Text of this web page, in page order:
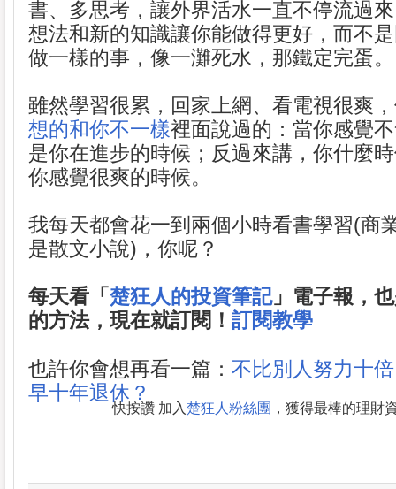
書、多思考，讓外界活水一直不停流過
想法和新的知識讓你能做得更好，而不
做一樣的事，像一灘死水，那鐵定完蛋。
雖然學習很累，回家上網、看電視很爽
想的和你不一樣裡面說過的：當你感覺
是你在進步的時候；反過來講，你什麼
你感覺很爽的時候。
我每天都會花一到兩個小時看書學習(商
是散文小說)，你呢？
每天看「 楚狂人的投資筆記」電子報，
的方法，現在就訂閱！ 訂閱教學
也許你會想再看一篇： 不比別人努力十
早十年退休？
快按讚 加入楚狂人粉絲團 ，獲得最棒的理財